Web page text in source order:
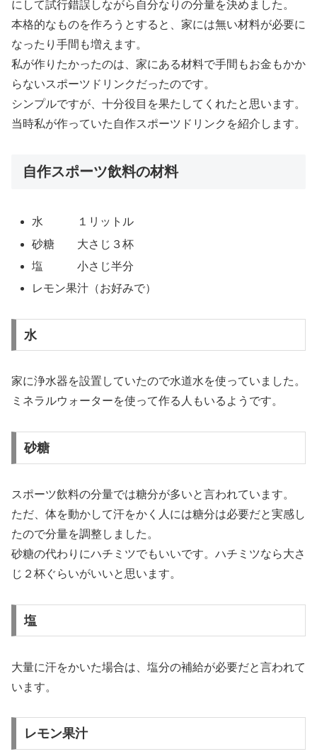
にして試行錯誤しながら自分なりの分量を決めました。
本格的なものを作ろうとすると、家には無い材料が必要に
なったり手間も増えます。
私が作りたかったのは、家にある材料で手間もお金もかか
らないスポーツドリンクだったのです。
シンプルですが、十分役目を果たしてくれたと思います。
当時私が作っていた自作スポーツドリンクを紹介します。
自作スポーツ飲料の材料
水 １リットル
砂糖 大さじ３杯
塩 小さじ半分
レモン果汁（お好みで）
水
家に浄水器を設置していたので水道水を使っていました。
ミネラルウォーターを使って作る人もいるようです。
砂糖
スポーツ飲料の分量では糖分が多いと言われています。
ただ、体を動かして汗をかく人には糖分は必要だと実感し
たので分量を調整しました。
砂糖の代わりにハチミツでもいいです。ハチミツなら大さ
じ２杯ぐらいがいいと思います。
塩
大量に汗をかいた場合は、塩分の補給が必要だと言われて
います。
レモン果汁